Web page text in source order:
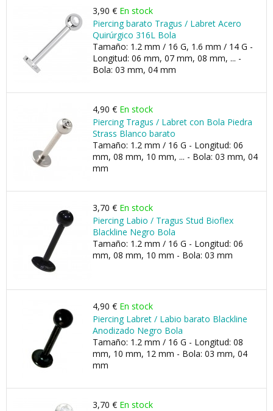
3,90 € En stock
Piercing barato Tragus / Labret Acero
Quirúrgico 316L Bola
Tamaño: 1.2 mm / 16 G, 1.6 mm / 14 G -
Longitud: 06 mm, 07 mm, 08 mm, ... -
Bola: 03 mm, 04 mm
4,90 € En stock
Piercing Tragus / Labret con Bola Piedra
Strass Blanco barato
Tamaño: 1.2 mm / 16 G - Longitud: 06
mm, 08 mm, 10 mm, ... - Bola: 03 mm, 04
mm
3,70 € En stock
Piercing Labio / Tragus Stud Bioflex
Blackline Negro Bola
Tamaño: 1.2 mm / 16 G - Longitud: 06
mm, 08 mm, 10 mm - Bola: 03 mm
4,90 € En stock
Piercing Labret / Labio barato Blackline
Anodizado Negro Bola
Tamaño: 1.2 mm / 16 G - Longitud: 08
mm, 10 mm, 12 mm - Bola: 03 mm, 04
mm
3,70 € En stock